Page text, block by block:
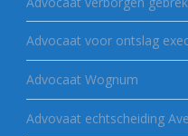
Advocaat voor ontslag
Advocaat Wognum
Advovaat echtscheiding